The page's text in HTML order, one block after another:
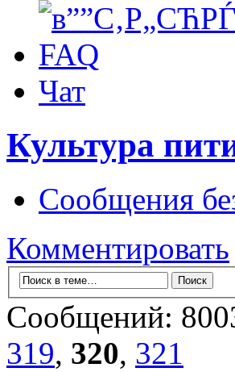
FAQ
Чат
Культура
Сообщения
Комментировать
Сообщений:
319, 320, 321